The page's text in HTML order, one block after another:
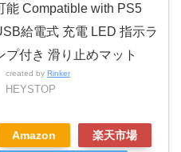
能 Compatible with PS5
給電式 充電 LED 指示ラ
プ付き 滑り止めマット
created by Rinker
HEYSTOP
Amazon 楽天市場